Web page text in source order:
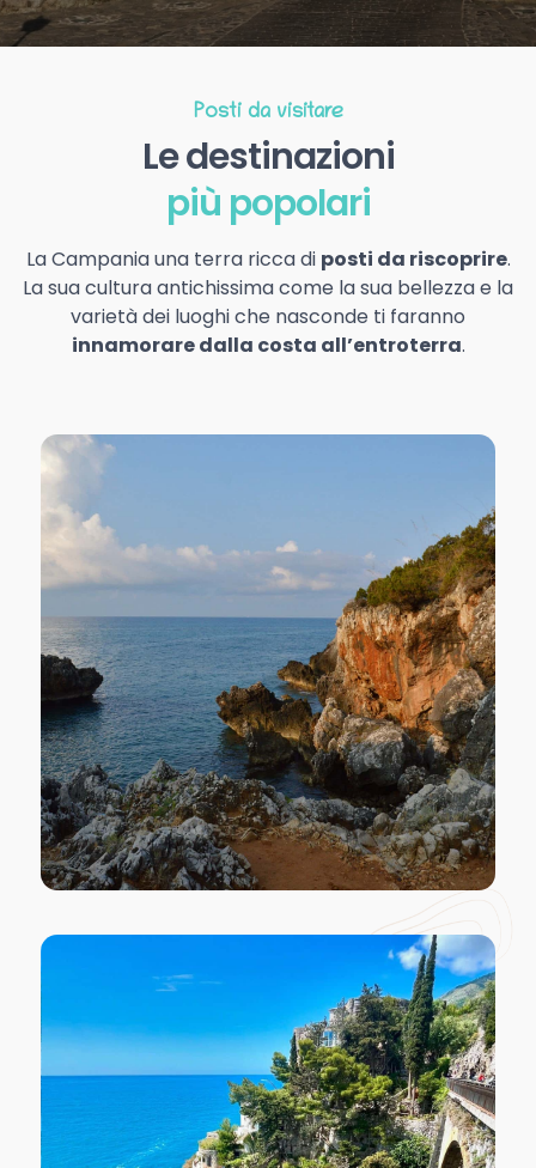
Posti da visitare
Le destinazioni
più popolari
La Campania una terra ricca di posti da riscoprire.
La sua cultura antichissima come la sua bellezza e la
varietà dei luoghi che nasconde ti faranno
innamorare dalla costa all’entroterra.